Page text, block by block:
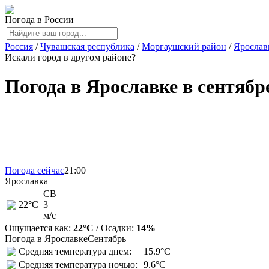
Погода в России
Россия / Чувашская республика / Моргаушский район /
Искали город в другом районе?
Погода в Ярославке в
Погода сейчас21:00
Ярославка
22°C
СВ
3
м/с
Ощущается как: 22°C / Осадки: 14%
Погода в ЯрославкеСентябрь
Средняя температура днем:
15.9°C
Средняя температура ночью:
9.6°C